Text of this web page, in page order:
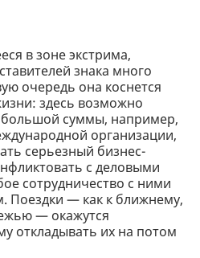
в зоне экстрима,
знака много
очередь она коснется
здесь возможно
большой суммы, например,
организации,
серьезный бизнес-
с деловыми
сотрудничество с ними
Поездки — как к ближнему,
— окажутся
откладывать их на потом